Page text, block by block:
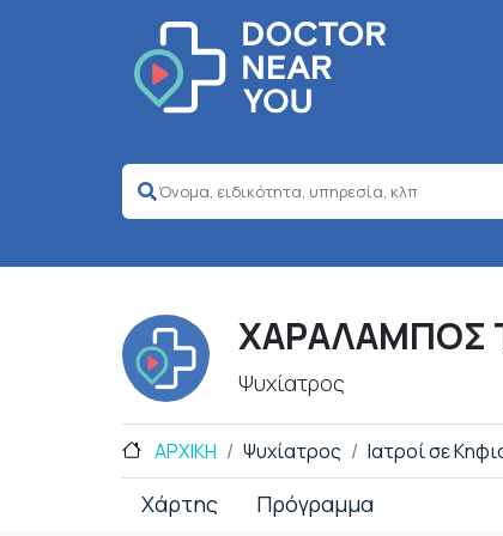
ΧΑΡΑΛΑΜΠΟΣ
Ψυχίατρος
ΑΡΧΙΚΗ Ψυχίατρος Ιατροί σε
Χάρτης Πρόγραμμα